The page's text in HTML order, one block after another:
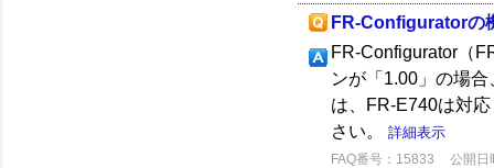
FR-Configuratorの
FR-Configurator（
ンが「1.00」の場
は、FR-E740は対
さい。 詳細表示
FAQ番号：15833 公開日